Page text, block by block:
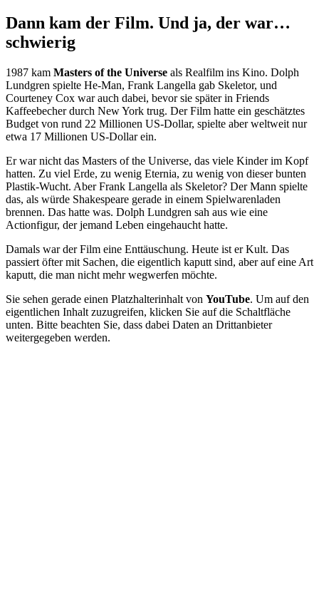
Dann kam der Film. Und ja, der war…
schwierig
1987 kam Masters of the Universe als Realfilm ins Kino. Dolph
Lundgren spielte He-Man, Frank Langella gab Skeletor, und
Courteney Cox war auch dabei, bevor sie später in Friends
Kaffeebecher durch New York trug. Der Film hatte ein geschätztes
Budget von rund 22 Millionen US-Dollar, spielte aber weltweit nur
etwa 17 Millionen US-Dollar ein.
Er war nicht das Masters of the Universe, das viele Kinder im Kopf
hatten. Zu viel Erde, zu wenig Eternia, zu wenig von dieser bunten
Plastik-Wucht. Aber Frank Langella als Skeletor? Der Mann spielte
das, als würde Shakespeare gerade in einem Spielwarenladen
brennen. Das hatte was. Dolph Lundgren sah aus wie eine
Actionfigur, der jemand Leben eingehaucht hatte.
Damals war der Film eine Enttäuschung. Heute ist er Kult. Das
passiert öfter mit Sachen, die eigentlich kaputt sind, aber auf eine Art
kaputt, die man nicht mehr wegwerfen möchte.
Sie sehen gerade einen Platzhalterinhalt von YouTube. Um auf den
eigentlichen Inhalt zuzugreifen, klicken Sie auf die Schaltfläche
unten. Bitte beachten Sie, dass dabei Daten an Drittanbieter
weitergegeben werden.